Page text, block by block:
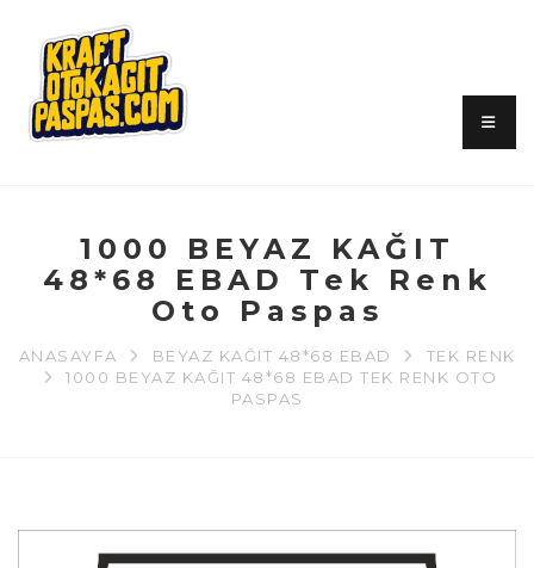
1000 BEYAZ KAĞIT
48*68 EBAD Tek Renk
Oto Paspas
ANASAYFA BEYAZ KAĞIT 48*68 EBAD
TEK RENK
1000 BEYAZ KAĞIT 48*68 EBAD TEK RENK OTO
PASPAS